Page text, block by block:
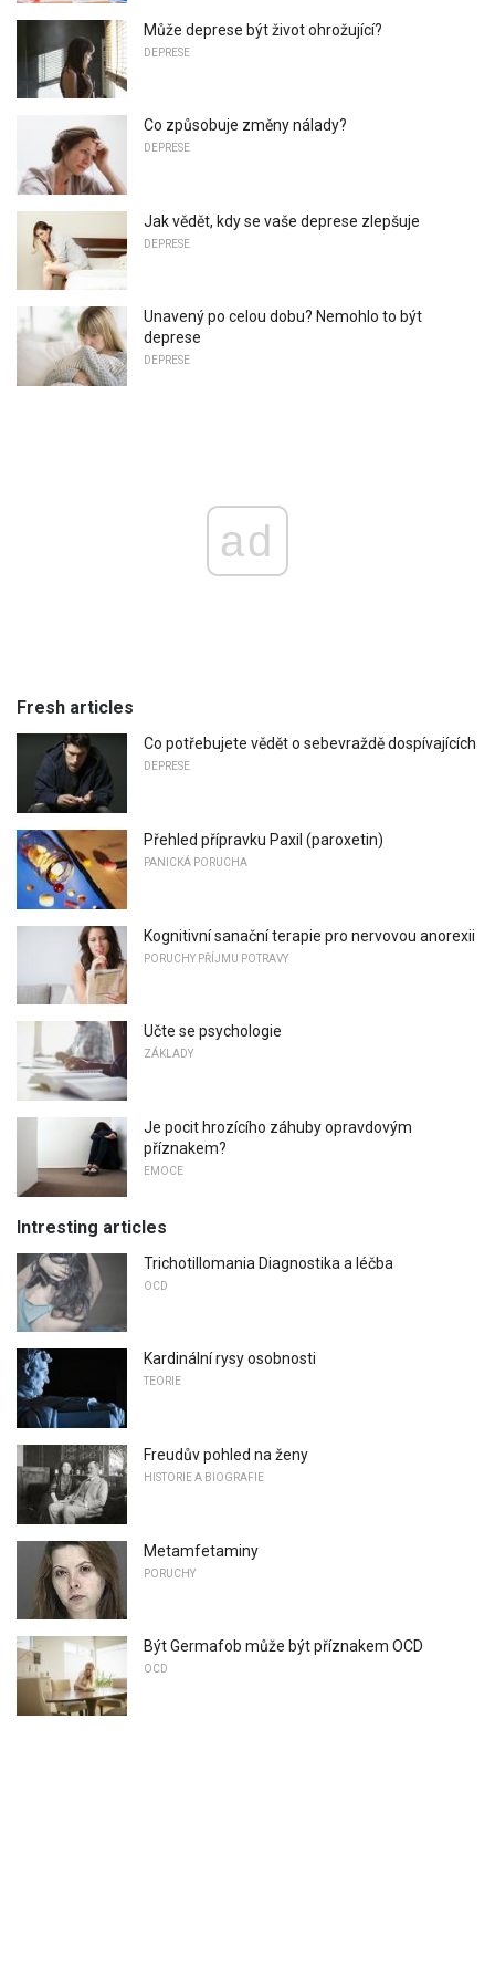
Může deprese být život ohrožující?
DEPRESE
Co způsobuje změny nálady?
DEPRESE
Jak vědět, kdy se vaše deprese zlepšuje
DEPRESE
Unavený po celou dobu? Nemohlo to být
deprese
DEPRESE
ad
Fresh articles
Co potřebujete vědět o sebevraždě dospívajících
DEPRESE
Přehled přípravku Paxil (paroxetin)
PANICKÁ PORUCHA
Kognitivní sanační terapie pro nervovou anorexii
PORUCHY PŘÍJMU POTRAVY
Učte se psychologie
ZÁKLADY
Je pocit hrozícího záhuby opravdovým
příznakem?
EMOCE
Intresting articles
Trichotillomania Diagnostika a léčba
OCD
Kardinální rysy osobnosti
TEORIE
Freudův pohled na ženy
HISTORIE A BIOGRAFIE
Metamfetaminy
PORUCHY
Být Germafob může být příznakem OCD
OCD